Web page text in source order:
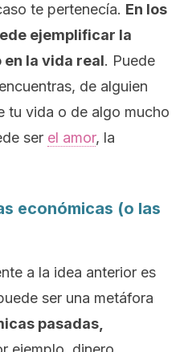
te pertenecía. En los
ejemplificar la
la vida real. Puede
de alguien
tu vida o de algo mucho
ser el amor, la
económicas (o las
a la idea anterior es
ser una metáfora
pasadas,